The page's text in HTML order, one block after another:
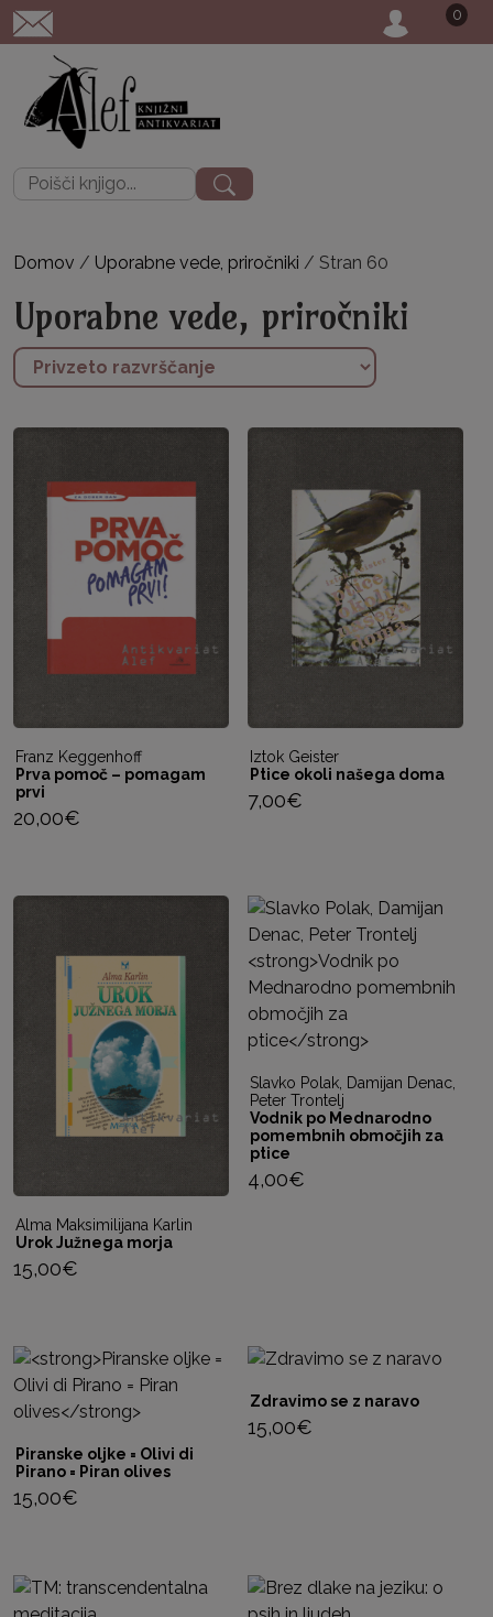
POŠTNINA: 0
Išči:
Domov / Uporabne vede, priročniki / Stran 60
Uporabne vede, priročniki
Franz Keggenhoff
Prva pomoč – pomagam
prvi
20,00€
Iztok Geister
Ptice okoli našega doma
7,00€
Alma Maksimilijana Karlin
Urok Južnega morja
15,00€
Slavko Polak, Damijan Denac,
Peter Trontelj
Vodnik po Mednarodno
pomembnih območjih za
ptice
4,00€
Piranske oljke = Olivi di
Pirano = Piran olives
15,00€
Zdravimo se z naravo
15,00€